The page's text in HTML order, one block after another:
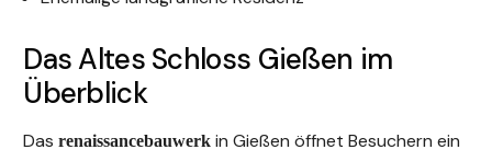
Das Altes Schloss Gießen im
Überblick
Dasrenaissancebauwerk in Gießen öffnet Besuchern ein